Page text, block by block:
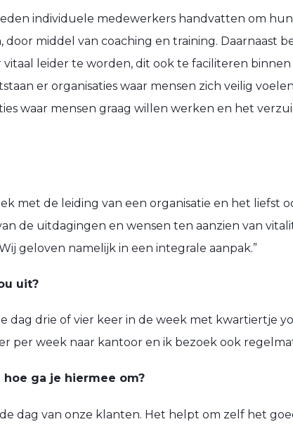
individuele medewerkers handvatten om
middel van coaching en training. Daarnaast
leider te worden, dit ook te faciliteren
er organisaties waar mensen zich veilig
waar mensen graag willen werken en het
met de leiding van een organisatie en het liefst
de uitdagingen en wensen ten aanzien van
geloven namelijk in een integrale aanpak.”
uit?
dag drie of vier keer in de week met kwartiertje
per week naar kantoor en ik bezoek ook
ga je hiermee om?
dag van onze klanten. Het helpt om zelf het